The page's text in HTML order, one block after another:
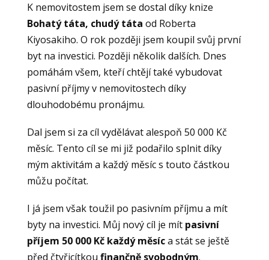
K nemovitostem jsem se dostal díky knize
Bohatý táta, chudý táta od Roberta
Kiyosakiho. O rok později jsem koupil svůj první
byt na investici. Později několik dalších. Dnes
pomáhám všem, kteří chtějí také vybudovat
pasivní příjmy v nemovitostech díky
dlouhodobému pronájmu.
Dal jsem si za cíl vydělávat alespoň 50 000 Kč
měsíc. Tento cíl se mi již podařilo splnit díky
mým aktivitám a každý měsíc s touto částkou
můžu počítat.
I já jsem však toužil po pasivním příjmu a mít
byty na investici. Můj nový cíl je mít pasivní
příjem 50 000 Kč každý měsíca stát se ještě
před čtyřicítkou finančně svobodným.